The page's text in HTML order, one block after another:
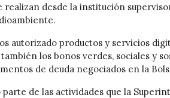
realizan desde la institución
autorizado productos y servicios
los bonos verdes, sociales y
de deuda negociados en la
parte de las actividades que la